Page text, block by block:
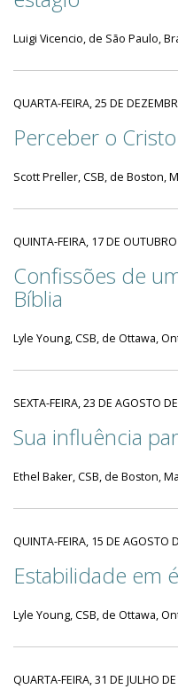
Luigi Vicencio, de São Paulo,
QUARTA-FEIRA, 25 DE
Perceber o
Scott Preller, CSB, de Boston,
QUINTA-FEIRA, 17 DE
Confissões de
Bíblia
Lyle Young, CSB, de Ottawa,
SEXTA-FEIRA, 23 DE AGOSTO
Sua influência
Ethel Baker, CSB, de Boston,
QUINTA-FEIRA, 15 DE AGOSTO
Estabilidade em
Lyle Young, CSB, de Ottawa,
QUARTA-FEIRA, 31 DE JULHO